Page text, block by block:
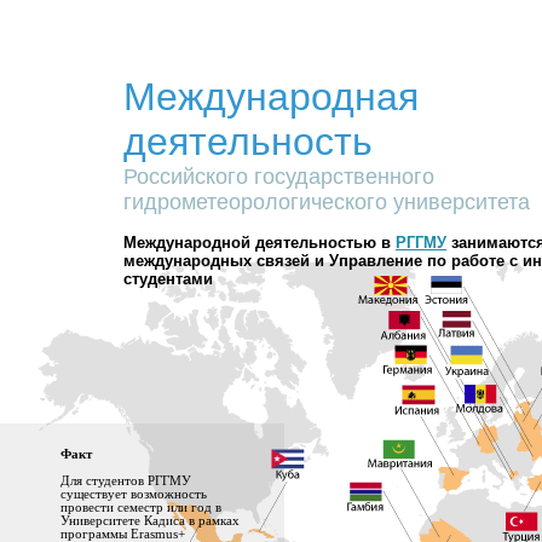
Международная
деятельность
Российского государственного
гидрометеорологического университета
Международной деятельностью в РГГМУ
международных связей и Управление по работе с
студентами
Факт
Для студентов РГГМУ
существует возможность
провести семестр или год в
Университете Кадиса в рамках
программы Erasmus+